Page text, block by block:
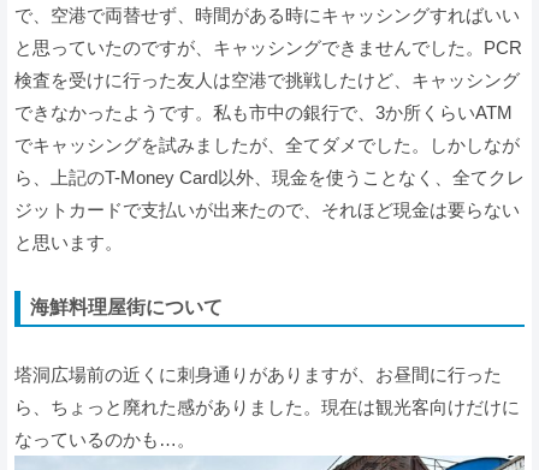
で、空港で両替せず、時間がある時にキャッシングすればいい
と思っていたのですが、キャッシングできませんでした。PCR
検査を受けに行った友人は空港で挑戦したけど、キャッシング
できなかったようです。私も市中の銀行で、3か所くらいATM
でキャッシングを試みましたが、全てダメでした。しかしなが
ら、上記のT-Money Card以外、現金を使うことなく、全てクレ
ジットカードで支払いが出来たので、それほど現金は要らない
と思います。
海鮮料理屋街について
塔洞広場前の近くに刺身通りがありますが、お昼間に行った
ら、ちょっと廃れた感がありました。現在は観光客向けだけに
なっているのかも…。